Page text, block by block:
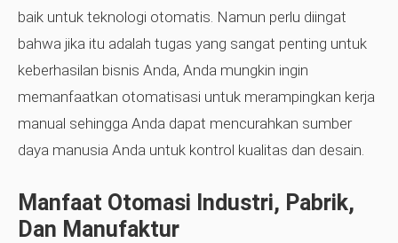
baik untuk teknologi otomatis. Namun perlu diingat
bahwa jika itu adalah tugas yang sangat penting untuk
keberhasilan bisnis Anda, Anda mungkin ingin
memanfaatkan otomatisasi untuk merampingkan kerja
manual sehingga Anda dapat mencurahkan sumber
daya manusia Anda untuk kontrol kualitas dan desain.
Manfaat Otomasi Industri, Pabrik,
Dan Manufaktur